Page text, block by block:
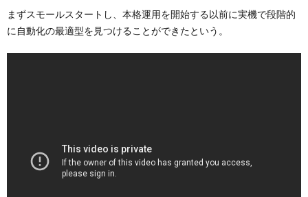
まずスモールスタートし、本格運用を開始する以前に実機で段階的
に自動化の最適型を見つけることができたという。